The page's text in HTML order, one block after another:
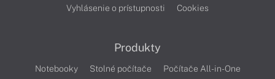
Vyhlásenie o prístupnosti
Cookies
Produkty
Notebooky Stolné počítače
Počítače All-in-One